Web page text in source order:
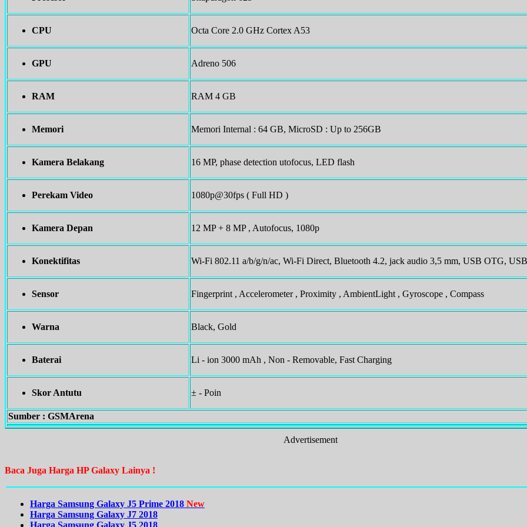
CPU Octa Core 2.0 GHz Cortex A53
GPU Adreno 506
RAM RAM 4 GB
Memori Memori Internal : 64 GB, MicroSD : Up to 256GB
Kamera Belakang 16 MP, phase detection utofocus, LED flash
Perekam Video 1080p@30fps ( Full HD )
Kamera Depan 12 MP + 8 MP , Autofocus, 1080p
Konektifitas Wi-Fi 802.11 a/b/g/n/ac, Wi-Fi Direct, Bluetooth 4.2, jack audio 3,5 mm, USB OTG,
Sensor Fingerprint , Accelerometer , Proximity , AmbientLight , Gyroscope , Compass
Warna Black, Gold
Baterai Li - ion 3000 mAh , Non - Removable, Fast Charging
Skor Antutu ± - Poin
Sumber : GSMArena
Advertisement
Baca Juga Harga HP Galaxy Lainya !
Harga Samsung Galaxy J5 Prime 2018 New
Harga Samsung Galaxy J7 2018
Harga Samsung Galaxy J5 2018